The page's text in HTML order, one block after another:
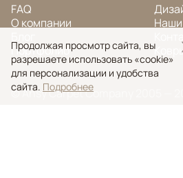
FAQ
О компании
Портфолио
Наши
© Ansy Carpet Company 2005 —
Продолжая просмотр сайта, вы
разрешаете использовать «cookie»
для персонализации и удобства
сайта. Подробнее